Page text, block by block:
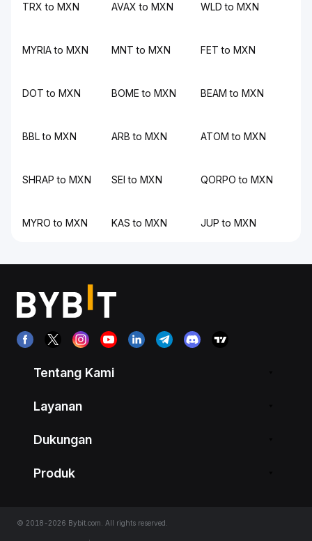
TRX to MXN AVAX to MXN WLD to MXN
MYRIA to MXN MNT to MXN FET to MXN
DOT to MXN BOME to MXN BEAM to MXN
BBL to MXN ARB to MXN ATOM to MXN
SHRAP to MXN SEI to MXN QORPO to MXN
MYRO to MXN KAS to MXN JUP to MXN
Tentang Kami
Layanan
Dukungan
Produk
© 2018-2026 Bybit.com. All rights reserved.